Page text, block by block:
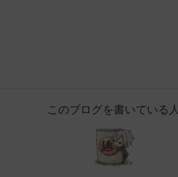
このブログを書いている人